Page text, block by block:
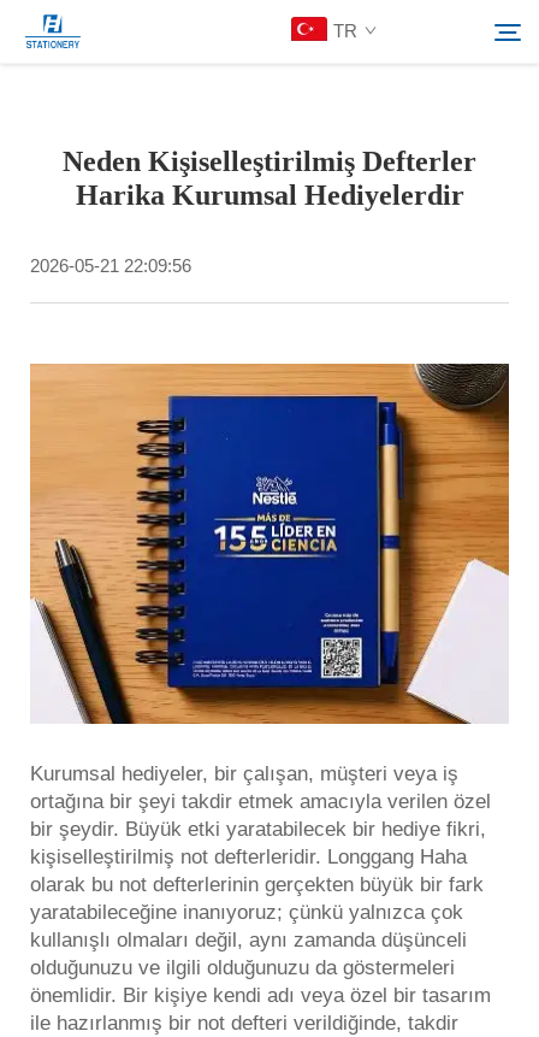
TR
Ürünler
Kaynaklar
Ara
Neden Kişiselleştirilmiş Defterler
Harika Kurumsal Hediyelerdir
2026-05-21 22:09:56
Kurumsal hediyeler, bir çalışan, müşteri veya iş
ortağına bir şeyi takdir etmek amacıyla verilen özel
bir şeydir. Büyük etki yaratabilecek bir hediye fikri,
kişiselleştirilmiş not defterleridir. Longgang Haha
olarak bu not defterlerinin gerçekten büyük bir fark
yaratabileceğine inanıyoruz; çünkü yalnızca çok
kullanışlı olmaları değil, aynı zamanda düşünceli
olduğunuzu ve ilgili olduğunuzu da göstermeleri
önemlidir. Bir kişiye kendi adı veya özel bir tasarım
ile hazırlanmış bir not defteri verildiğinde, takdir